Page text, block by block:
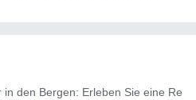
den Bergen: Erleben Sie eine Re